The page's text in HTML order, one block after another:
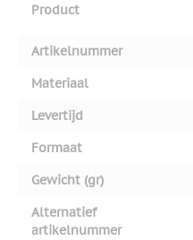
Product
Artikelnummer
Materiaal
Levertijd
Formaat
Gewicht (gr)
Alternatief
artikelnummer